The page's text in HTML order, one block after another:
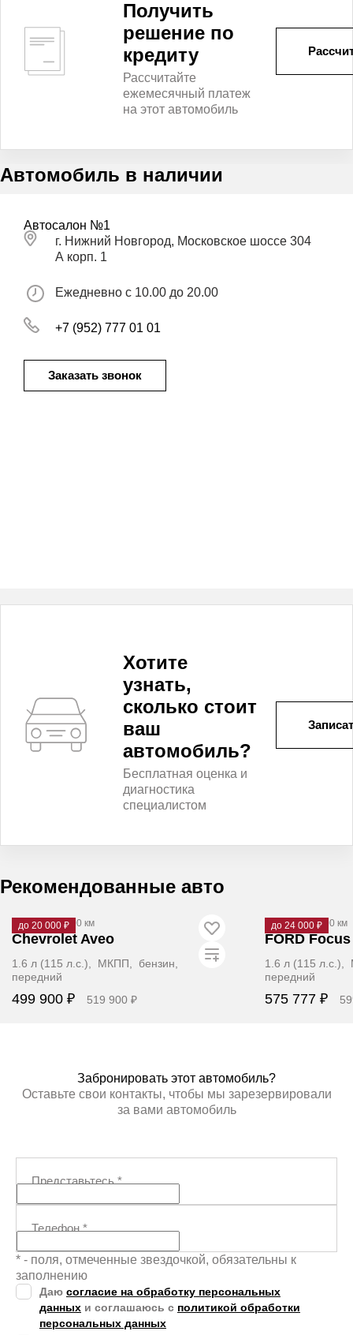
Получить
решение по
кредиту
Рассчитайте
ежемесячный платеж
на этот автомобиль
Автомобиль в наличии
Автосалон №1
г. Нижний Новгород, Московское шоссе 304
А корп. 1
Ежедневно с 10.00 до 20.00
+7 (952) 777 01 01
Заказать звонок
Хотите
узнать,
сколько стоит
ваш
автомобиль?
Бесплатная оценка и
диагностика
специалистом
Рекомендованные авто
до 20 000 ₽
2012· 152 000 км
Chevrolet Aveo
1.6 л (115 л.с.), МКПП, бензин,
передний
499 900 ₽ 519 900 ₽
до 24 000 ₽
2008· 160 000 км
FORD Focus
1.6 л (115
передний
575 777 ₽
Забронировать этот автомобиль?
Оставьте свои контакты, чтобы мы зарезервировали
за вами автомобиль
Представьтесь*
Телефон*
* - поля, отмеченные звездочкой, обязательны к
заполнению
Даю согласие на обработку персональных
данных и соглашаюсь с политикой обработки
персональных данных